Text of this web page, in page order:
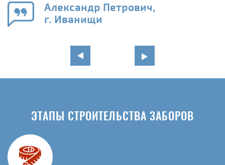
Александр Петрович,
г. Иванищи
ЭТАПЫ СТРОИТЕЛЬСТВА ЗАБОРОВ